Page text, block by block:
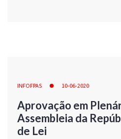
INFOFPAS 10-06-2020
Aprovação em
Assembleia da
de Lei